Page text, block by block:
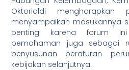
Oktorialdi
menyampaikan masukannya
penting karena forum ini
pemahaman juga sebagai
penyusunan peraturan
kebijakan selanjutnya.